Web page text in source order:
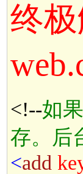
终
<!--如
存。后
<add